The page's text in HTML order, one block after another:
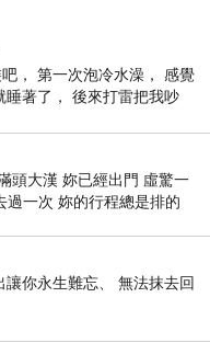
， 第一次泡冷水澡， 感覺
睡著了， 後來打雷把我吵
頭大漢 妳已經出門 虛驚一
過一次 妳的行程總是排的
讓你永生難忘、 無法抹去回